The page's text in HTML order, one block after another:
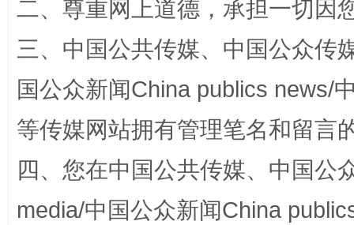
站台名比不上好声名
二、尊重网上道德，承担一切因
三、中国公共传媒、中国公众传
国公众新闻China publics news/
等传媒网站拥有管理笔名和留言
四、您在中国公共传媒、中国公
media/中国公众新闻China